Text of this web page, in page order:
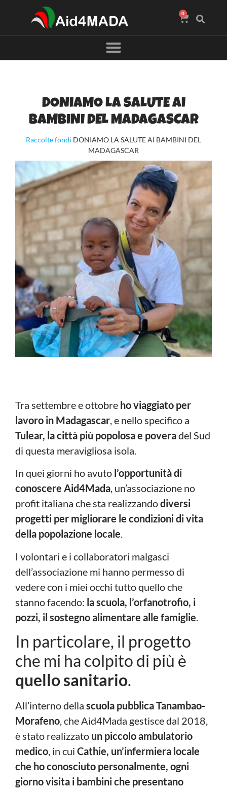
0
DONIAMO LA SALUTE AI
BAMBINI DEL MADAGASCAR
Raccolte fondi DONIAMO LA SALUTE AI BAMBINI DEL
MADAGASCAR
Tra settembre e ottobre ho viaggiato per
lavoro in Madagascar, e nello specifico a
Tulear, la città più popolosa e poveradel Sud
di questa meravigliosa isola.
In quei giorni ho avuto l’opportunità di
conoscere Aid4Mada, un’associazione no
profit italiana che sta realizzandodiversi
progetti per migliorare le condizioni di vita
della popolazione locale.
I volontari e i collaboratori malgasci
dell’associazione mi hanno permesso di
vedere con i miei occhi tutto quello che
stanno facendo: la scuola, l’orfanotrofio, i
pozzi, il sostegno alimentare alle famiglie.
In particolare, il progetto
che mi ha colpito di più è
quello sanitario.
All’interno della scuola pubblica Tanambao-
Morafeno, che Aid4Mada gestisce dal 2018,
è stato realizzato un piccolo ambulatorio
medico, in cui Cathie, un’infermiera locale
che ho conosciuto personalmente, ogni
giorno visita i bambini che presentano